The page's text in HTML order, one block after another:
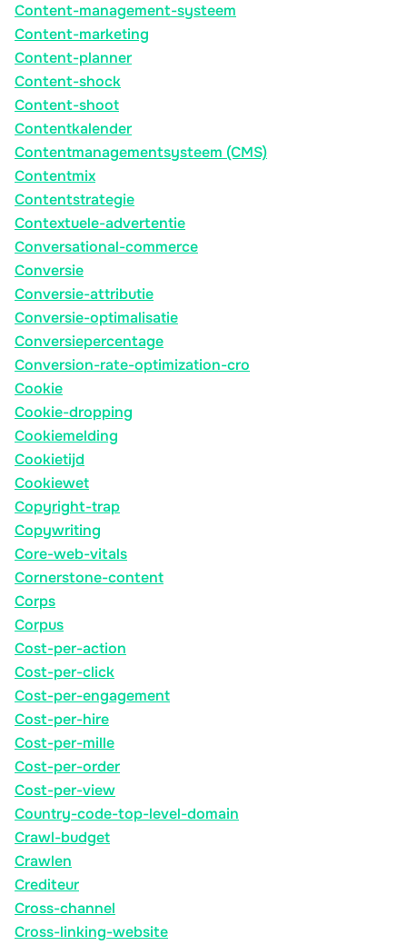
Content-management-systeem
Content-marketing
Content-planner
Content-shock
Content-shoot
Contentkalender
Contentmanagementsysteem (CMS)
Contentmix
Contentstrategie
Contextuele-advertentie
Conversational-commerce
Conversie
Conversie-attributie
Conversie-optimalisatie
Conversiepercentage
Conversion-rate-optimization-cro
Cookie
Cookie-dropping
Cookiemelding
Cookietijd
Cookiewet
Copyright-trap
Copywriting
Core-web-vitals
Cornerstone-content
Corps
Corpus
Cost-per-action
Cost-per-click
Cost-per-engagement
Cost-per-hire
Cost-per-mille
Cost-per-order
Cost-per-view
Country-code-top-level-domain
Crawl-budget
Crawlen
Crediteur
Cross-channel
Cross-linking-website